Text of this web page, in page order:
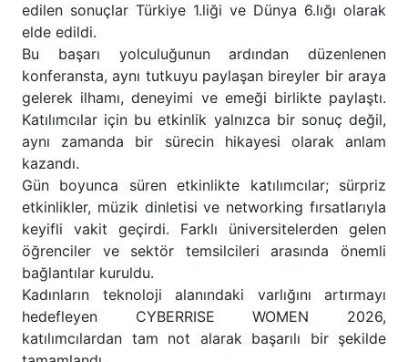
edilen sonuçlar Türkiye 1.liği ve Dünya 6.lığı olarak
elde edildi.
Bu başarı yolculuğunun ardından düzenlenen
konferansta, aynı tutkuyu paylaşan bireyler bir araya
gelerek ilhamı, deneyimi ve emeği birlikte paylaştı.
Katılımcılar için bu etkinlik yalnızca bir sonuç değil,
aynı zamanda bir sürecin hikayesi olarak anlam
kazandı.
Gün boyunca süren etkinlikte katılımcılar; sürpriz
etkinlikler, müzik dinletisi ve networking fırsatlarıyla
keyifli vakit geçirdi. Farklı üniversitelerden gelen
öğrenciler ve sektör temsilcileri arasında önemli
bağlantılar kuruldu.
Kadınların teknoloji alanındaki varlığını artırmayı
hedefleyen CYBERRISE WOMEN 2026,
katılımcılardan tam not alarak başarılı bir şekilde